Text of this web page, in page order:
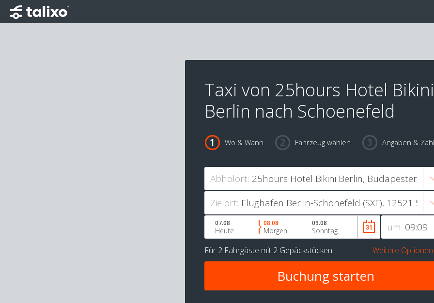
Taxi von 25hours Hotel Bikini
Berlin nach Schoenefeld
Wo & Wann Fahrzeug wählen Angaben &
Abholort:
Zielort:
um
07.08
Heute
08.08
Morgen
09.08
Sonntag
Für 2 Fahrgäste mit 2 Gepäckstücken Weitere Optionen